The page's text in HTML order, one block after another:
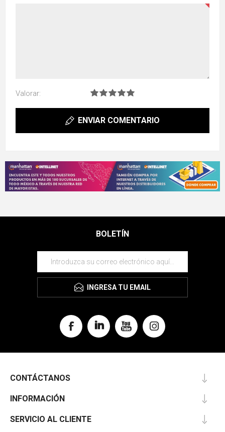
Valorar:
ENVIAR COMENTARIO
BOLETÍN
INGRESA TU EMAIL
CONTÁCTANOS
INFORMACIÓN
SERVICIO AL CLIENTE